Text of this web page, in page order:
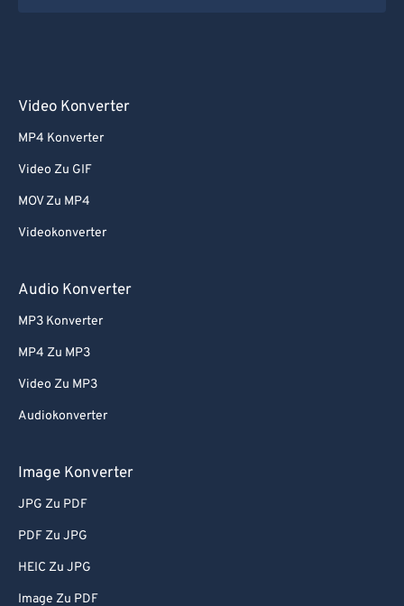
Video Konverter
MP4 Konverter
Video Zu GIF
MOV Zu MP4
Videokonverter
Audio Konverter
MP3 Konverter
MP4 Zu MP3
Video Zu MP3
Audiokonverter
Image Konverter
JPG Zu PDF
PDF Zu JPG
HEIC Zu JPG
Image Zu PDF